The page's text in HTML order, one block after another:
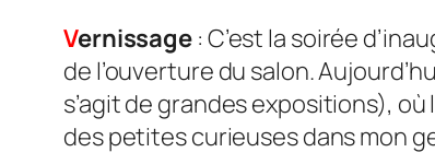
Vernissage : C’est la soirée
de l’ouverture du salon.
s’agit de grandes expositions),
des petites curieuses dans mon